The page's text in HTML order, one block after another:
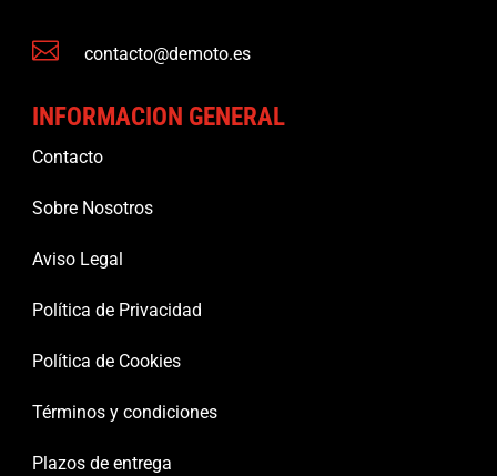
 contacto@demoto.es
INFORMACION GENERAL
Contacto
Sobre Nosotros
Aviso Legal
Política de Privacidad
Política de Cookies
Términos y condiciones
Plazos de entrega